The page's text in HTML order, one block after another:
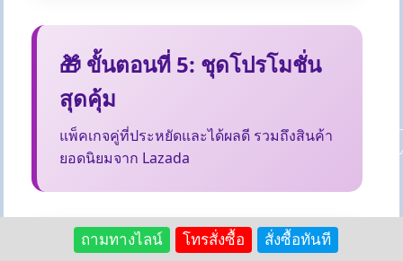
🎁 ขั้นตอนที่ 5: ชุดโปรโมชั่น
สุดคุ้ม
แพ็คเกจคู่ที่ประหยัดและได้ผลดี รวมถึงสินค้า
ยอดนิยมจาก Lazada
ถามทางไลน์ โทรสั่งซื้อ สั่งซื้อทันที